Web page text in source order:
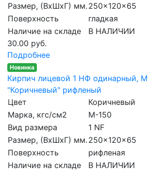
Размер, (ВхШхГ) мм. 250x120x65
Поверхность
гладкая
Наличие на складе
В НАЛИЧИИ
30.00 руб.
Подробнее
Новинка
Кирпич лицевой 1 НФ одинарный,
"Коричневый" рифленый
Цвет
Коричневый
Марка, кгс/см2
M-150
Вид размера
1 NF
Размер, (ВхШхГ) мм. 250x120x65
Поверхность
рифленая
Наличие на складе
В НАЛИЧИИ